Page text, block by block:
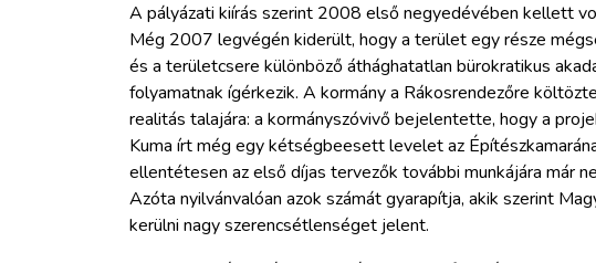
A pályázati kiírás szerint 2008 első negyedévében kellett
Még 2007 legvégén kiderült, hogy a terület egy része
és a területcsere különböző áthághatatlan bürokratikus
folyamatnak ígérkezik. A kormány a Rákosrendezőre
realitás talajára: a kormányszóvivő bejelentette, hogy a
Kuma írt még egy kétségbeesett levelet az
ellentétesen az első díjas tervezők további munkájára már
Azóta nyilvánvalóan azok számát gyarapítja, akik szerint
kerülni nagy szerencsétlenséget jelent.